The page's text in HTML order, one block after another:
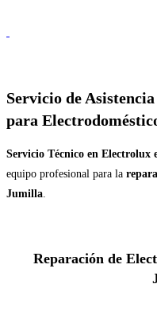
Servicio de
para
Servicio Técnico en Electrolux
equipo profesional para la
Jumilla.
Reparación de